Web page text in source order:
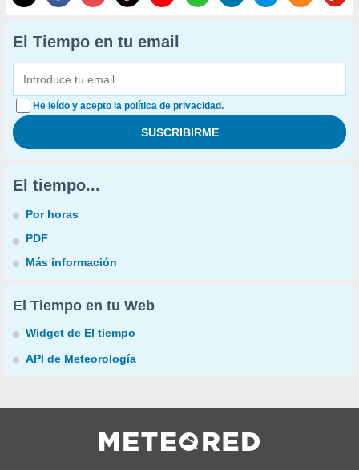
El Tiempo en tu email
He leído y acepto la política de privacidad.
El tiempo...
Por horas
PDF
Más información
El Tiempo en tu Web
Widget de El tiempo
API de Meteorología